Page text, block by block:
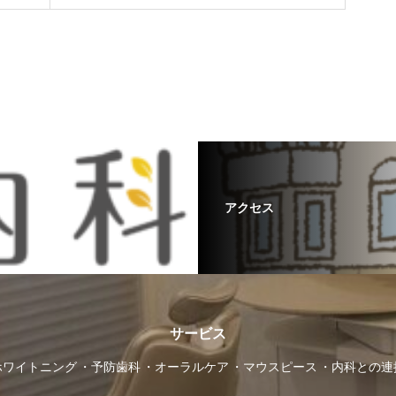
アクセス
サービス
ワイトニング 予防歯科 オーラルケア マウスピース 内科との連